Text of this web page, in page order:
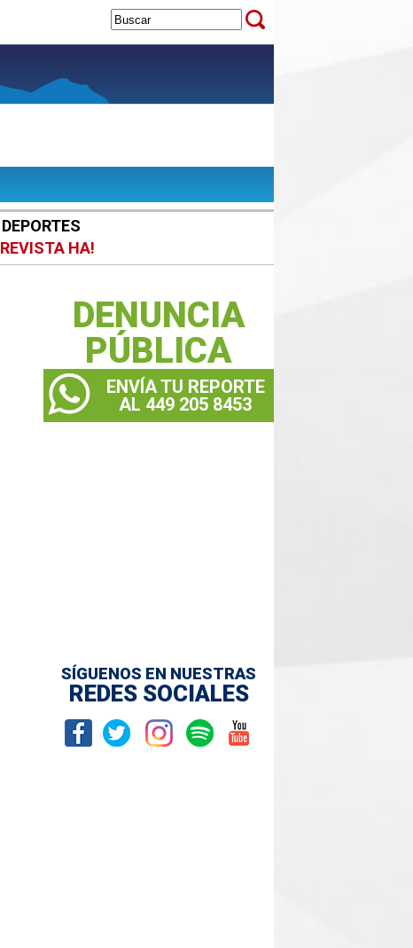
DEPORTES
REVISTA HA!
DENUNCIA
PÚBLICA
ENVÍA TU REPORTE
AL 449 205 8453
SÍGUENOS EN NUESTRAS
REDES SOCIALES